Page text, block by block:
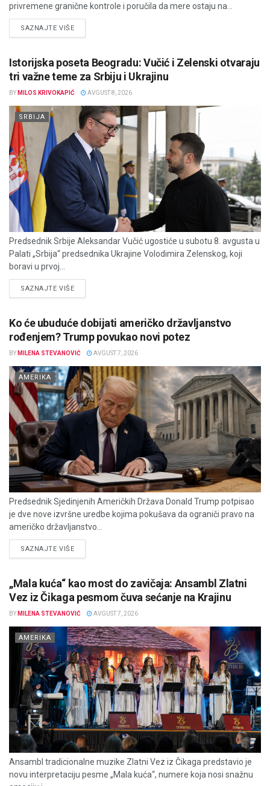
privremene granične kontrole i poručila da mere ostaju na...
SAZNAJTE VIŠEDETAILS
Istorijska poseta Beogradu: Vučić i Zelenski otvaraju
tri važne teme za Srbiju i Ukrajinu
BY MILOS KRIVOKAPIĆ AVGUST 8, 2026
SRBIJA
Predsednik Srbije Aleksandar Vučić ugostiće u subotu 8. avgusta u
Palati „Srbija“ predsednika Ukrajine Volodimira Zelenskog, koji
boravi u prvoj...
SAZNAJTE VIŠEDETAILS
Ko će ubuduće dobijati američko državljanstvo
rođenjem? Trump povukao novi potez
BY MILENA STEVANOVIĆ AVGUST 7, 2026
AMERIKA
Predsednik Sjedinjenih Američkih Država Donald Trump potpisao
je dve nove izvršne uredbe kojima pokušava da ograniči pravo na
američko državljanstvo...
SAZNAJTE VIŠEDETAILS
„Mala kuća“ kao most do zavičaja: Ansambl Zlatni
Vez iz Čikaga pesmom čuva sećanje na Krajinu
BY MILENA STEVANOVIĆ AVGUST 7, 2026
AMERIKA
Ansambl tradicionalne muzike Zlatni Vez iz Čikaga predstavio je
novu interpretaciju pesme „Mala kuća“, numere koja nosi snažnu